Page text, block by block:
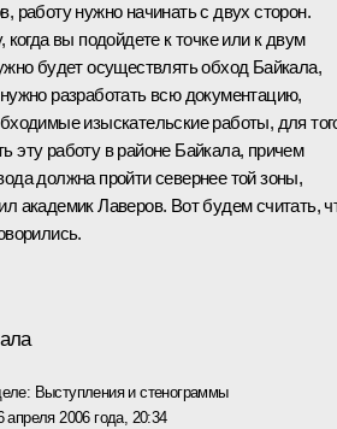
работу нужно начинать с двух сторон.
когда вы подойдете к точке или к двум
будет осуществлять обход Байкала,
разработать всю документацию,
изыскательские работы, для
эту работу в районе Байкала, причем
должна пройти севернее той зоны,
академик Лаверов. Вот будем считать,
Выступления и стенограммы
апреля 2006 года, 20:34